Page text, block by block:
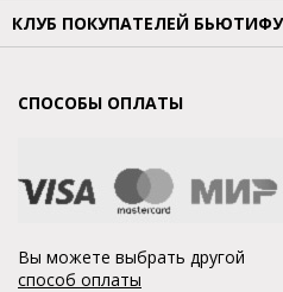
КЛУБ ПОКУПАТЕЛЕЙ
СПОСОБЫ ОПЛАТЫ
Вы можете выбрать другой
способ оплаты